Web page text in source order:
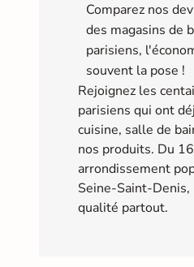
Comparez nos
des magasins de
parisiens,
souvent la pose !
Rejoignez les
parisiens qui ont
cuisine, salle de
nos produits. Du
arrondissement
Seine-Saint-
qualité partout.